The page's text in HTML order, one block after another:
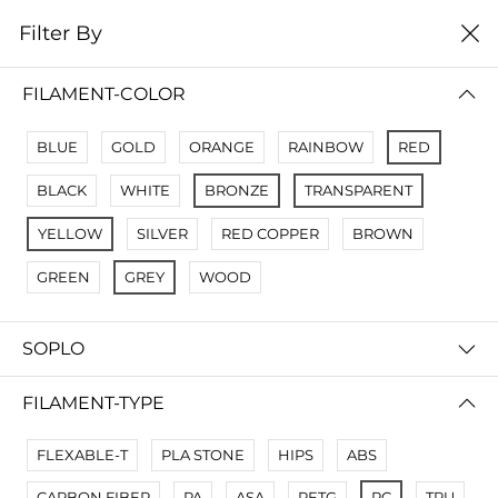
0
No Results
Not Found Filters1
Not Found Filters2
Filter By
FILAMENT-COLOR
BLUE GOLD ORANGE RAINBOW RED
BLACK WHITE BRONZE TRANSPARENT
YELLOW SILVER RED COPPER BROWN
GREEN GREY WOOD
SOPLO
FILAMENT-TYPE
FLEXABLE-T PLA STONE HIPS ABS